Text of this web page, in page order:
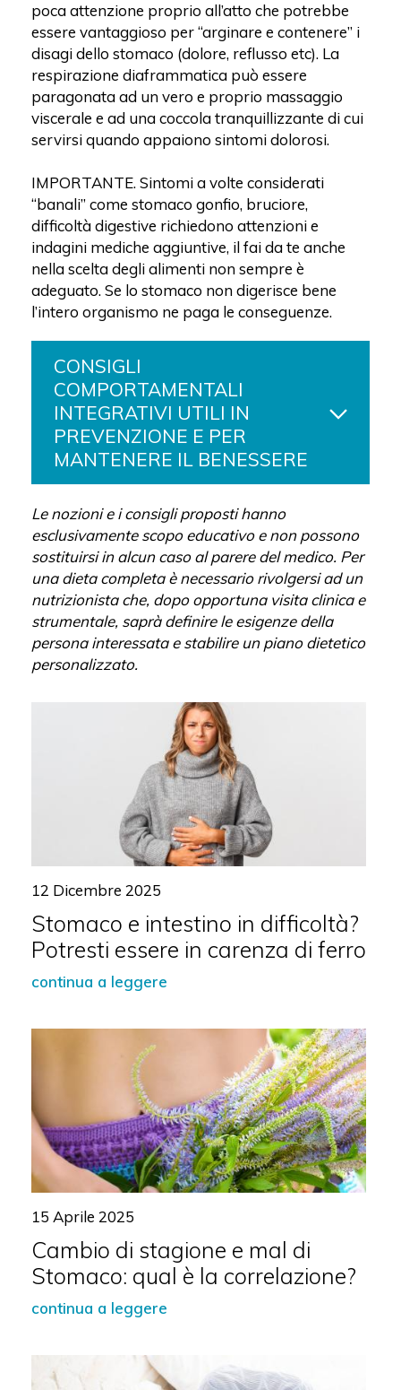
poca attenzione proprio all’atto che potrebbe
essere vantaggioso per “arginare e contenere” i
disagi dello stomaco (dolore, reflusso etc). La
respirazione diaframmatica può essere
paragonata ad un vero e proprio massaggio
viscerale e ad una coccola tranquillizzante di cui
servirsi quando appaiono sintomi dolorosi.
IMPORTANTE. Sintomi a volte considerati
“banali” come stomaco gonfio, bruciore,
difficoltà digestive richiedono attenzioni e
indagini mediche aggiuntive, il fai da te anche
nella scelta degli alimenti non sempre è
adeguato. Se lo stomaco non digerisce bene
l’intero organismo ne paga le conseguenze.
CONSIGLI
COMPORTAMENTALI
INTEGRATIVI UTILI IN
PREVENZIONE E PER
MANTENERE IL BENESSERE
Le nozioni e i consigli proposti hanno
esclusivamente scopo educativo e non possono
sostituirsi in alcun caso al parere del medico. Per
una dieta completa è necessario rivolgersi ad un
nutrizionista che, dopo opportuna visita clinica e
strumentale, saprà definire le esigenze della
persona interessata e stabilire un piano dietetico
personalizzato.
12 Dicembre 2025
Stomaco e intestino in difficoltà?
Potresti essere in carenza di ferro
continua a leggere
15 Aprile 2025
Cambio di stagione e mal di
Stomaco: qual è la correlazione?
continua a leggere